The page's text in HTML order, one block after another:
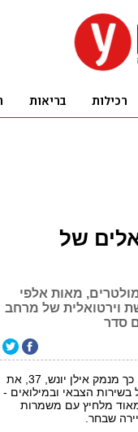
של
מאות אלפי
לרשת וירטואלית של מרחב
סדר
כך מנמק אילן יונש, 37, את
הצבאי ובמילואים -
מלחיץ עם משמרות
שבחר.